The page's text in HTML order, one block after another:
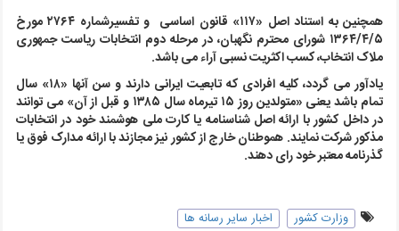
همچنین به استناد اصل «۱۱۷ » قانون اساسی
و تفسیرشماره ۲۷۶۴ مورخ
۱۳۶۴/۴/۵ شورای محترم نگهبان، در مرحله دوم انتخابات ریاست جمهوری
ملاک انتخاب، کسب اکثریت نسبی آراء می باشد.
یادآور می گردد، کلیه افرادی که تابعیت ایرانی دارند و سن آنها «۱۸» سال
تمام باشد یعنی «متولدین روز ۱۵ تیرماه سال ۱۳۸۵ و قبل از آن» می توانند
در داخل کشور با ارائه اصل شناسنامه یا کارت ملی هوشمند خود در انتخابات
مذکور شرکت نمایند. هموطنان خارج از کشور نیز مجازند با ارائه مدارک فوق یا
گذرنامه معتبر خود رای دهند.
وزارت کشور
اخبار سایر رسانه ها